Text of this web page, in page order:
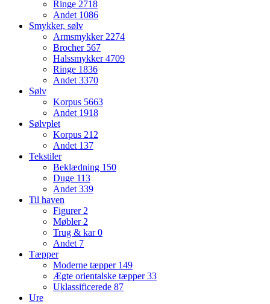
Ringe 2718
Andet 1086
Smykker, sølv
Armsmykker 2274
Brocher 567
Halssmykker4709
Ringe 1836
Andet 3370
Sølv
Korpus 5663
Andet 1918
Sølvplet
Korpus 212
Andet 137
Tekstiler
Beklædning 150
Duge 113
Andet 339
Til haven
Figurer 2
Møbler 2
Trug & kar0
Andet 7
Tæpper
Moderne tæpper 149
Ægte orientalske tæpper33
Uklassificerede 87
Ure